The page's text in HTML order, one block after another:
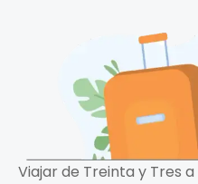
Viajar de Treinta y Tres